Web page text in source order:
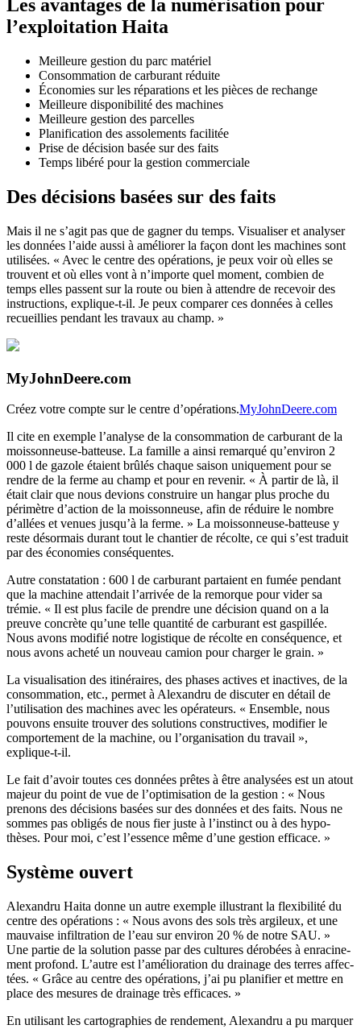
Les avan­tages de la numé­ri­sa­tion pour
l’exploitation Haita
Meilleure gestion du parc maté­riel
Consom­ma­tion de carbu­rant réduite
Écono­mies sur les répa­ra­tions et les pièces de rechange
Meilleure dispo­ni­bi­lité des machines
Meilleure gestion des parcelles
Plani­fi­ca­tion des asso­le­ments faci­litée
Prise de déci­sion basée sur des faits
Temps libéré pour la gestion commer­ciale
Des déci­sions basées sur des faits
Mais il ne s’agit pas que de gagner du temps. Visua­liser et analyser
les données l’aide aussi à améliorer la façon dont les machines sont
utili­sées. « Avec le centre des opéra­tions, je peux voir où elles se
trouvent et où elles vont à n’importe quel moment, combien de
temps elles passent sur la route ou bien à attendre de rece­voir des
instruc­tions, explique-t-il. Je peux comparer ces données à celles
recueillies pendant les travaux au champ. »
MyJohnDeere.com
Créez votre compte sur le centre d’opérations.MyJohnDeere.com
Il cite en exemple l’analyse de la consom­ma­tion de carbu­rant de la
mois­son­neuse-batteuse. La famille a ainsi remarqué qu’environ 2
000 l de gazole étaient brûlés chaque saison unique­ment pour se
rendre de la ferme au champ et pour en revenir. « À partir de là, il
était clair que nous devions construire un hangar plus proche du
péri­mètre d’action de la mois­son­neuse, afin de réduire le nombre
d’allées et venues jusqu’à la ferme. » La mois­son­neuse-batteuse y
reste désor­mais durant tout le chan­tier de récolte, ce qui s’est traduit
par des écono­mies consé­quentes.
Autre consta­ta­tion : 600 l de carbu­rant partaient en fumée pendant
que la machine atten­dait l’arrivée de la remorque pour vider sa
trémie. « Il est plus facile de prendre une déci­sion quand on a la
preuve concrète qu’une telle quan­tité de carbu­rant est gaspillée.
Nous avons modifié notre logis­tique de récolte en consé­quence, et
nous avons acheté un nouveau camion pour charger le grain. »
La visua­li­sa­tion des itiné­raires, des phases actives et inac­tives, de la
consom­ma­tion, etc., permet à Alexandru de discuter en détail de
l’utilisation des machines avec les opéra­teurs. « Ensemble, nous
pouvons ensuite trouver des solu­tions construc­tives, modi­fier le
compor­te­ment de la machine, ou l’organisation du travail »,
explique-t-il.
Le fait d’avoir toutes ces données prêtes à être analy­sées est un atout
majeur du point de vue de l’optimisation de la gestion : « Nous
prenons des déci­sions basées sur des données et des faits. Nous ne
sommes pas obligés de nous fier juste à l’instinct ou à des hypo­
thèses. Pour moi, c’est l’essence même d’une gestion effi­cace. »
Système ouvert
Alexandru Haita donne un autre exemple illus­trant la flexi­bi­lité du
centre des opéra­tions : « Nous avons des sols très argi­leux, et une
mauvaise infil­tra­tion de l’eau sur environ 20 % de notre SAU. »
Une partie de la solu­tion passe par des cultures déro­bées à enra­ci­ne­
ment profond. L’autre est l’amélioration du drai­nage des terres affec­
tées. « Grâce au centre des opéra­tions, j’ai pu plani­fier et mettre en
place des mesures de drai­nage très effi­caces. »
En utili­sant les carto­gra­phies de rende­ment, Alexandru a pu marquer